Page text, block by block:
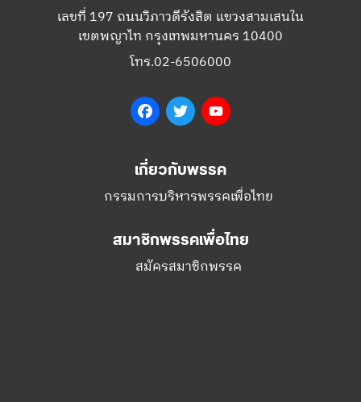
เลขที่ 197 ถนนวิภาวดีรังสิต แขวงสามเสนใน
เขตพญาไท กรุงเทพมหานคร 10400
โทร.02-6506000
FacebookTwitter
เกี่ยวกับพรรค
กรรมการบริหารพรรคเพื่อไทย
สมาชิกพรรคเพื่อไทย
สมัครสมาชิกพรรค